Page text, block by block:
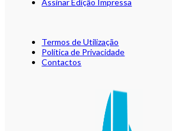
Assinar Edição Impressa
Termos de Utilização
Política de Privacidade
Contactos